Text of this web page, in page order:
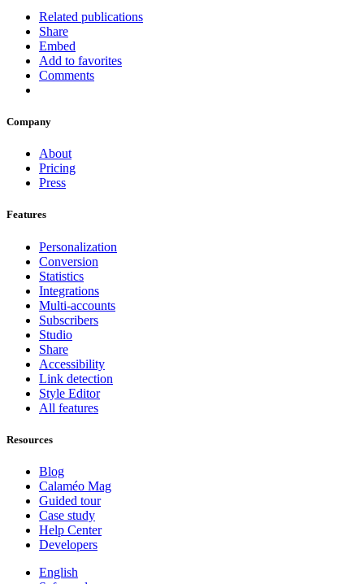
Related publications
Share
Embed
Add to favorites
Comments
Company
About
Pricing
Press
Features
Personalization
Conversion
Statistics
Integrations
Multi-accounts
Subscribers
Studio
Share
Accessibility
Link detection
Style Editor
All features
Resources
Blog
Calaméo Mag
Guided tour
Case study
Help Center
Developers
English